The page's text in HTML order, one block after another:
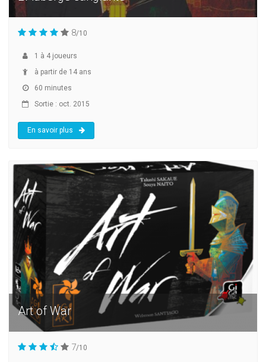
8/10
1 à 4 joueurs
à partir de 14 ans
60 minutes
Sortie : oct. 2015
En savoir plus
Art of War
7/10